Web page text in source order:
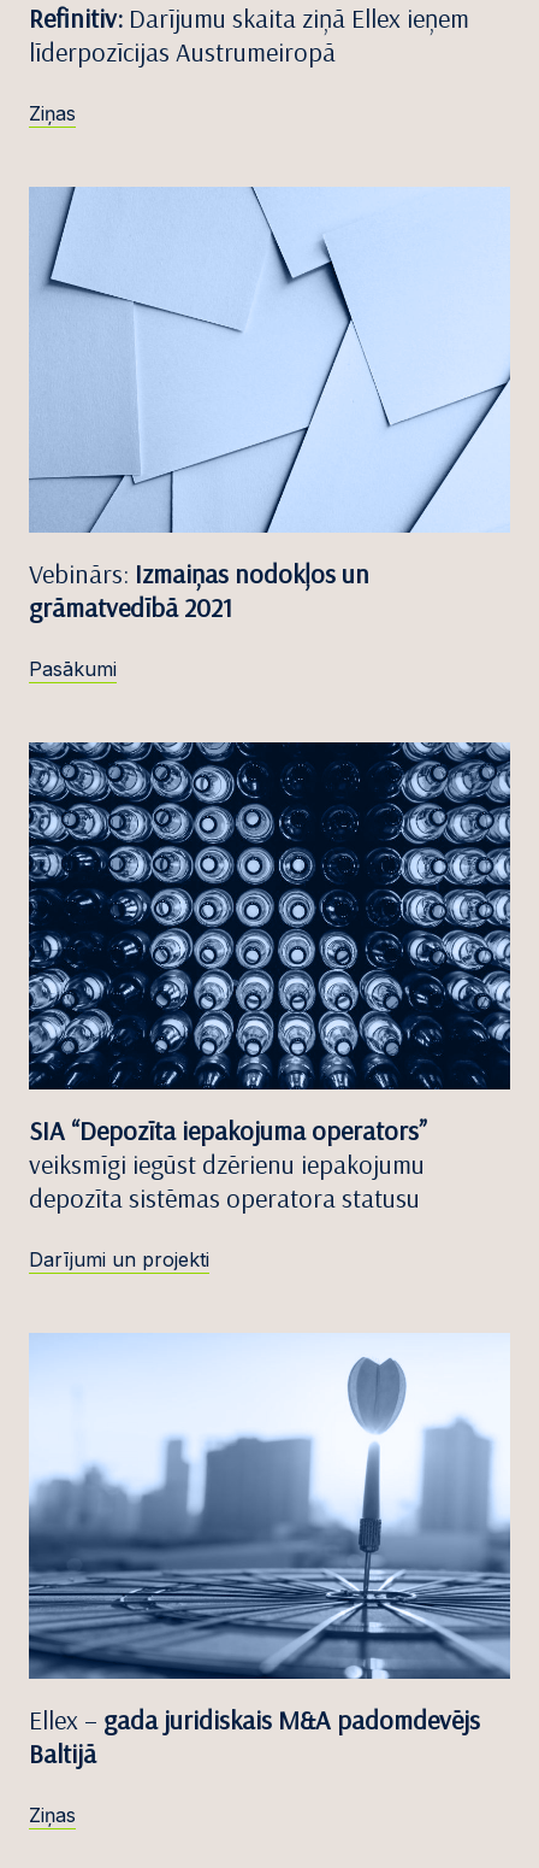
Refinitiv: Darījumu skaita ziņā Ellex ieņem
līderpozīcijas Austrumeiropā
Ziņas
Vebinārs: Izmaiņas nodokļos un
grāmatvedībā 2021
Pasākumi
SIA “Depozīta iepakojuma operators”
veiksmīgi iegūst dzērienu iepakojumu
depozīta sistēmas operatora statusu
Darījumi un projekti
Ellex – gada juridiskais M&A padomdevējs
Baltijā
Ziņas